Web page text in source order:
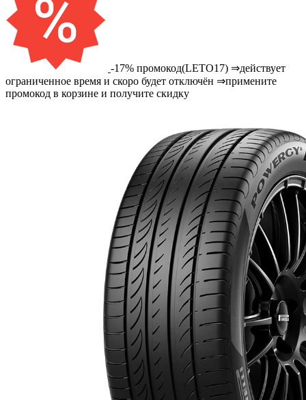
-17% промокод(LETO17) ⇒действует
ограниченное время и скоро будет отключён ⇒примените
промокод в корзине и получите скидку